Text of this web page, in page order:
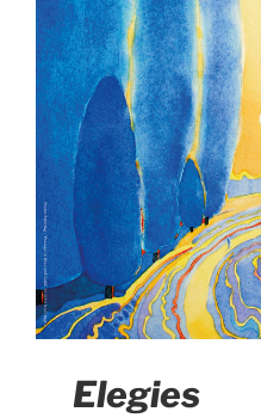
Elegies